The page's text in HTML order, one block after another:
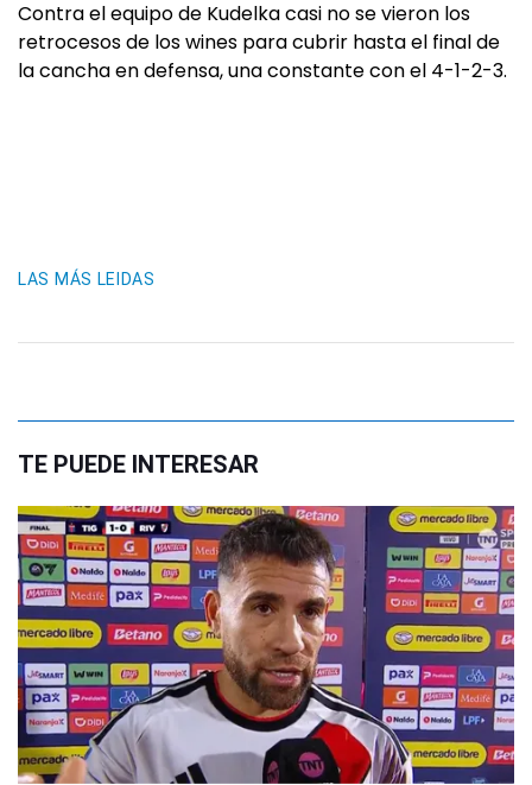
Contra el equipo de Kudelka casi no se vieron los
retrocesos de los wines para cubrir hasta el final de
la cancha en defensa, una constante con el 4-1-2-3.
LAS MÁS LEIDAS
TE PUEDE INTERESAR